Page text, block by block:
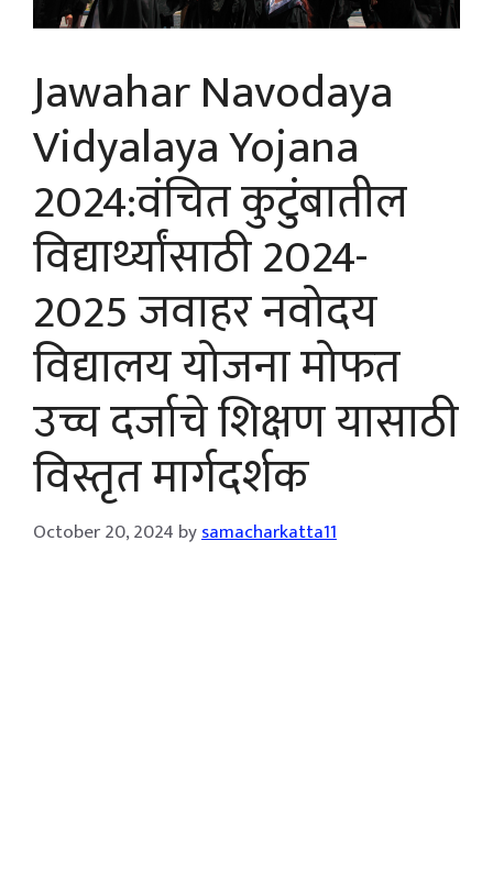
Jawahar Navodaya
Vidyalaya Yojana
2024:वंचित कुटुंबातील
विद्यार्थ्यांसाठी 2024-
2025 जवाहर नवोदय
विद्यालय योजना मोफत
उच्च दर्जाचे शिक्षण यासाठी
विस्तृत मार्गदर्शक
October 20, 2024 bysamacharkatta11